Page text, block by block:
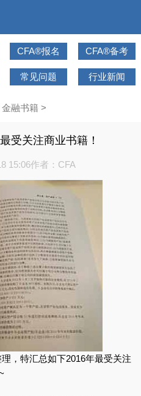
CFA®报名 CFA®备考
常见问题 行业新闻
金融书籍 >
受关注商业书籍！
15:06作者：CFA
，特汇总如下2016年最受关注